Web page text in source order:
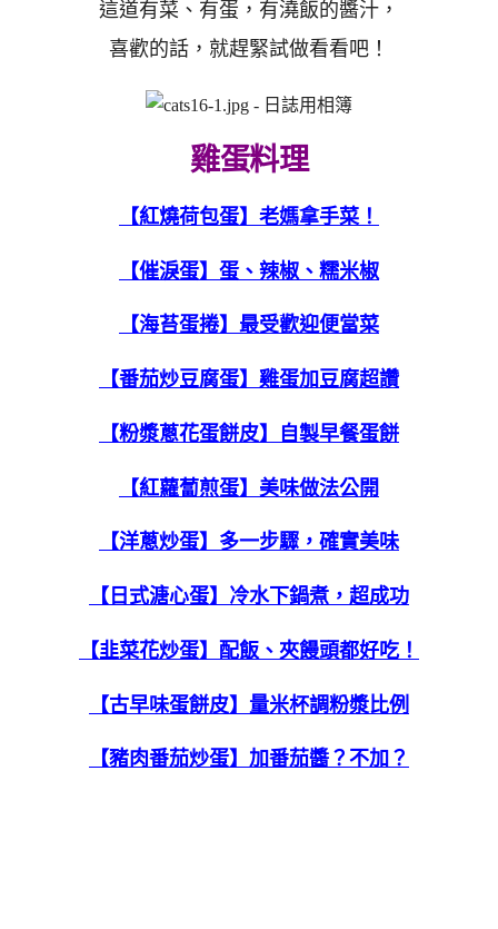
這道有菜、有蛋，有澆飯的醬汁，
喜歡的話，就趕緊試做看看吧！
雞蛋料理
【紅燒荷包蛋】老媽拿手菜！
【催淚蛋】蛋、辣椒、糯米椒
【海苔蛋捲】最受歡迎便當菜
【番茄炒豆腐蛋】雞蛋加豆腐超讚
【粉漿蔥花蛋餅皮】自製早餐蛋餅
【紅蘿蔔煎蛋】美味做法公開
【洋蔥炒蛋】多一步驟，確實美味
【日式溏心蛋】冷水下鍋煮，超成功
【韭菜花炒蛋】配飯、夾饅頭都好吃！
【古早味蛋餅皮】量米杯調粉漿比例
【豬肉番茄炒蛋】加番茄醬？不加？